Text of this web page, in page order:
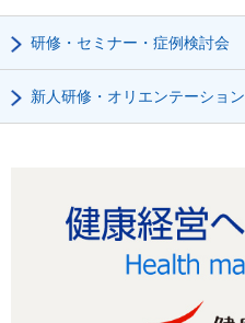
研修・セミナー・症例検討会
新人研修・オリエンテーション